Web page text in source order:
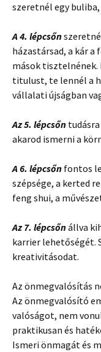
szeretnél egy
A 4. lépcsőn
házastársad, a kár a
mások
titulust, te lennél a
vállalati újságban
Az 5. lépcsőn
akarod ismerni a
A 6. lépcsőn fontos
szépsége, a kerted
feng shui, a
Az 7. lépcsőnállva
karrier lehetőségét.
kreativitásodat.
Az önmegvalósítás
Az önmegvalósító
valóságot, nem
praktikusan és
Ismeri önmagát és